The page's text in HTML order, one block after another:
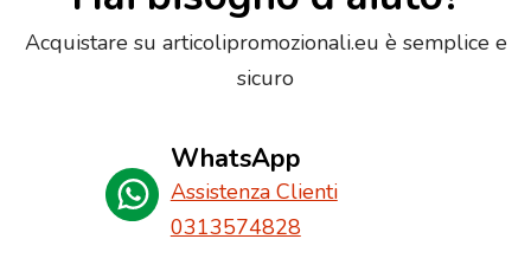
Acquistare su articolipromozionali.eu è semplice e
sicuro
WhatsApp
Assistenza Clienti
0313574828